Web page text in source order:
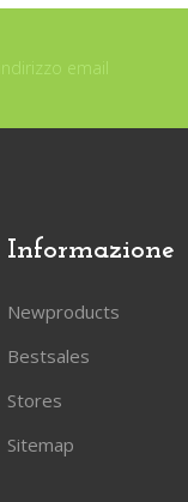
Informazione
Newproducts
Bestsales
Stores
Sitemap